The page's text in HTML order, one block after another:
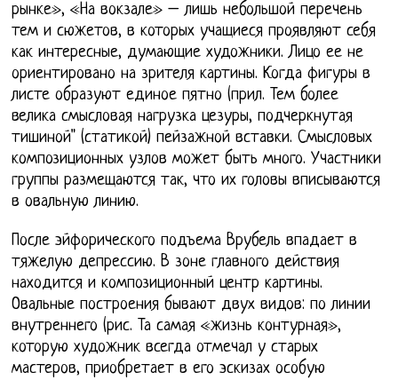
рынке», «На вокзале» – лишь небольшой перечень
тем и сюжетов, в которых учащиеся проявляют себя
как интересные, думающие художники. Лицо ее не
ориентировано на зрителя картины. Когда фигуры в
листе образуют единое пятно (прил. Тем более
велика смысловая нагрузка цезуры, подчеркнутая
тишиной" (статикой) пейзажной вставки. Смысловых
композиционных узлов может быть много. Участники
группы размещаются так, что их головы вписываются
в овальную линию.
После эйфорического подъема Врубель впадает в
тяжелую депрессию. В зоне главного действия
находится и композиционный центр картины.
Овальные построения бывают двух видов: по линии
внутреннего (рис. Та самая «жизнь контурная»,
которую художник всегда отмечал у старых
мастеров, приобретает в его эскизах особую